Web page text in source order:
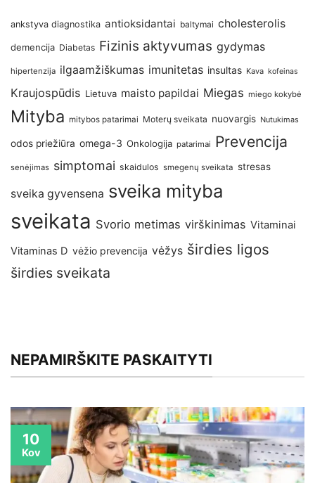
ankstyva diagnostika antioksidantai baltymai cholesterolis
demencija Diabetas Fizinis aktyvumas gydymas
hipertenzija ilgaamžiškumas imunitetas insultas Kava kofeinas
Kraujospūdis Lietuva maisto papildai Miegas miego kokybė
Mityba mitybos patarimai Moterų sveikata nuovargis Nutukimas
odos priežiūra omega-3 Onkologija patarimai Prevencija
senėjimas simptomai skaidulos smegenų sveikata stresas
sveika gyvensena sveika mityba
sveikata Svorio metimas virškinimas Vitaminai
Vitaminas D vėžio prevencija vėžys širdies ligos
širdies sveikata
NEPAMIRŠKITE PASKAITYTI
10
Kov